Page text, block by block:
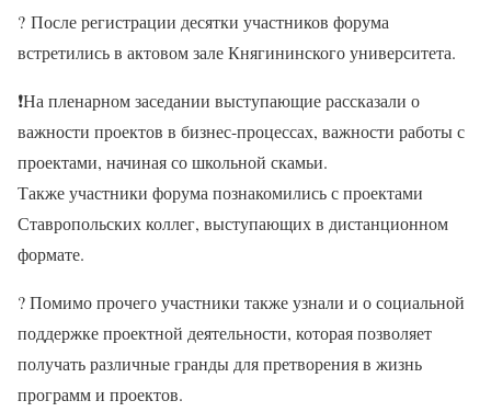
? После регистрации десятки участников форума
встретились в актовом зале Княгининского университета.
❗На пленарном заседании выступающие рассказали о
важности проектов в бизнес-процессах, важности работы с
проектами, начиная со школьной скамьи.
Также участники форума познакомились с проектами
Ставропольских коллег, выступающих в дистанционном
формате.
? Помимо прочего участники также узнали и о социальной
поддержке проектной деятельности, которая позволяет
получать различные гранды для претворения в жизнь
программ и проектов.